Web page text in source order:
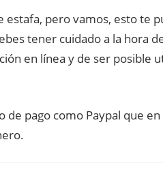
pero vamos, esto te
tener cuidado a la hora
en línea y de ser posible
pago como Paypal que